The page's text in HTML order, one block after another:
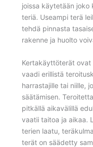
joissa käytetään
teriä. Useampi terä
tehdä pinnasta
rakenne ja huolto
Kertakäyttöterät
vaadi erillistä
harrastajille tai niille,
säätämisen.
pitkällä aikavälillä
vaatii taitoa ja aikaa.
terien laatu,
terät on säädetty